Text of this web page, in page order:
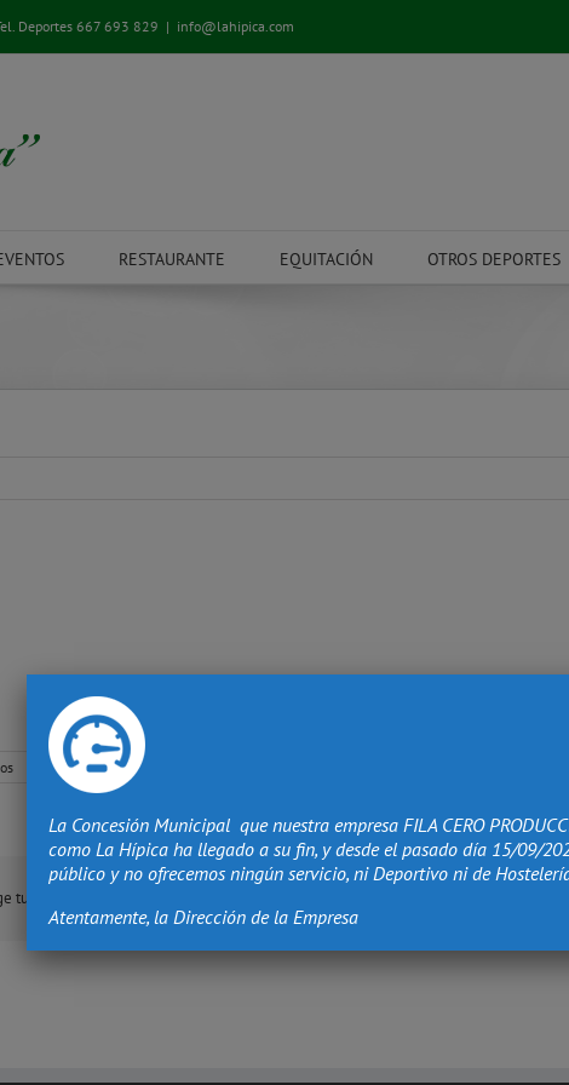
Deportes667 693 829 | info@lahipica.com
RESTAURANTE EQUITACIÓN OTROS DEPORTES
tu plataforma!
La Concesión Municipal que nuestra empresa FILA CERO
como La Hípica ha llegado a su fin, y desde el pasado día 15/09/
público y no ofrecemos ningún servicio, ni Deportivo ni de
Atentamente, la Dirección de la Empresa